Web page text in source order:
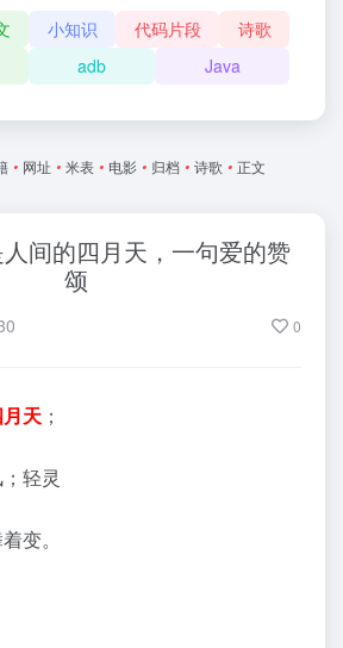
小知识 代码片段
诗歌
adb Java
• 网址 • 米表 • 电影 • 归档 • 诗歌 • 正文
间的四月天，一句爱的赞
颂
0
月天 ；
轻灵
变。